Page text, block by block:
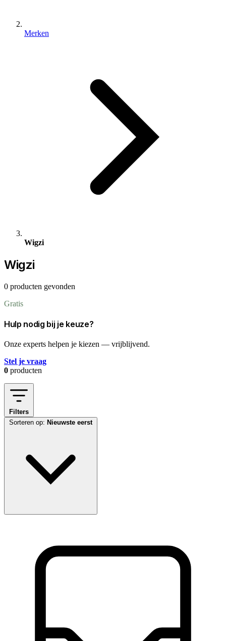
Merken
Wigzi
Wigzi
0 producten gevonden
Gratis
Hulp nodig bij je keuze?
Onze experts helpen je kiezen — vrijblijvend.
Stel je vraag
0 producten
Filters
Sorteren op: Nieuwste eerst